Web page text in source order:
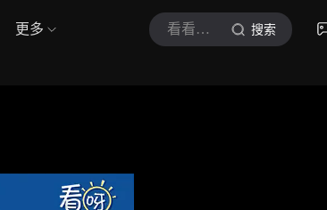
更多 看看新闻Knews 搜索